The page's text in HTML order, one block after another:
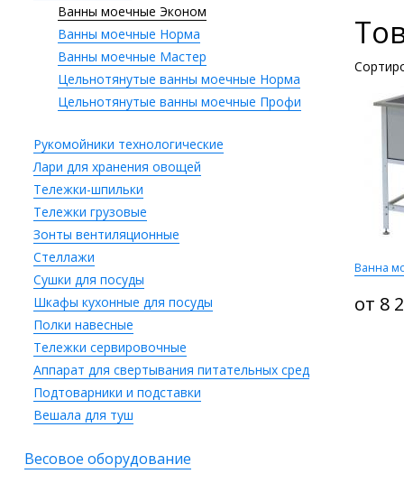
Ванны моечные Эконом
Ванны моечные Норма
Ванны моечные Мастер
Цельнотянутые ванны моечные Норма
Цельнотянутые ванны моечные Профи
Рукомойники технологические
Лари для хранения овощей
Тележки-шпильки
Тележки грузовые
Зонты вентиляционные
Стеллажи
Сушки для посуды
Шкафы кухонные для посуды
Полки навесные
Тележки сервировочные
Аппарат для свертывания питательных сред
Подтоварники и подставки
Вешала для туш
Весовое оборудование
Ванна
от 8